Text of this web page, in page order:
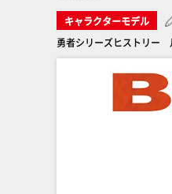
キャラクターモデル
勇者シリーズヒストリー